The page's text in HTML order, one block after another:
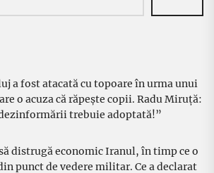
a fost atacată cu topoare în urma unui
o acuza că răpește copii. Radu Miruță:
trebuie adoptată!”
distrugă economic Iranul, în timp ce o
punct de vedere militar. Ce a declarat